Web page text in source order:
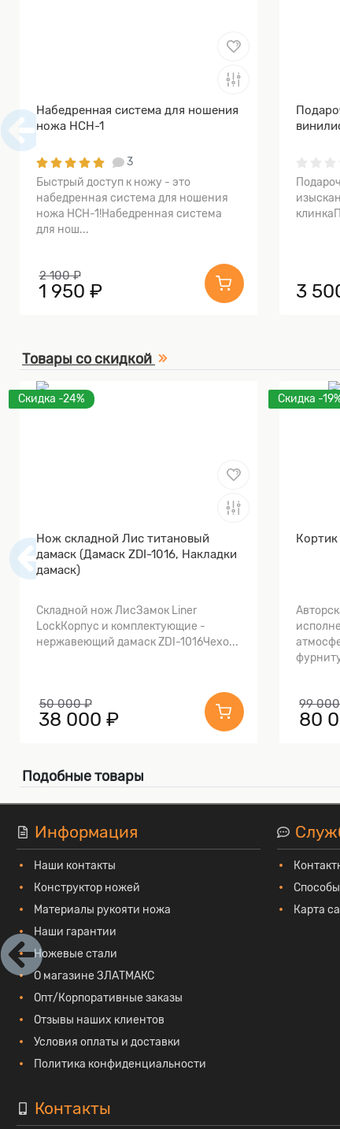
Набедренная система для ношения
ножа НСН-1
3
Быстрый доступ к ножу - это
набедренная система для ношения
ножа НСН-1!Набедренная система
для нош...
2 100 ₽
1 950 ₽ 3
Товары со скидкой
Скидка -24%
Нож складной Лис титановый
дамаск (Дамаск ZDI-1016, Накладки
дамаск)
Складной нож ЛисЗамок Liner
LockКорпус и комплектующие -
нержавеющий дамаск ZDI-1016Чехо...
50 000 ₽
38 000 ₽
Скидка -
99
80
Подобные товары
Информация
Наши контакты
Конструктор ножей
Материалы рукояти ножа
Наши гарантии
Ножевые стали
О магазине ЗЛАТМАКС
Опт/Корпоративные заказы
Отзывы наших клиентов
Условия оплаты и доставки
Политика конфиденциальности
Карта
Контакты